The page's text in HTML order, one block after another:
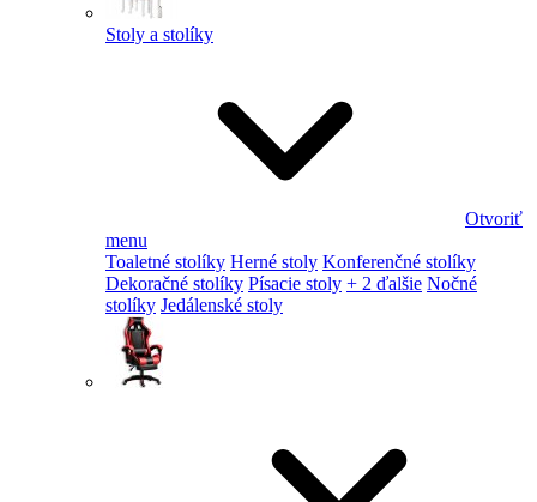
Stoly a stolíky
Otvoriť
menu
Toaletné stolíky Herné stoly Konferenčné stolíky
Dekoračné stolíky Písacie stoly + 2 ďalšie Nočné
stolíky Jedálenské stoly